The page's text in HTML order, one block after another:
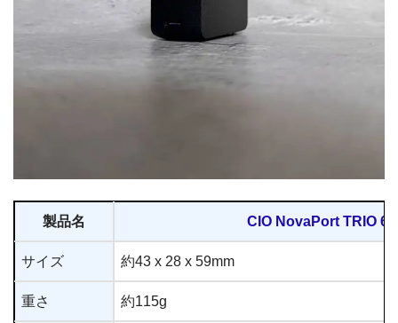
製品名 CIO NovaPort TRIO
サイズ 約43 x 28 x 59mm
重さ 約115g